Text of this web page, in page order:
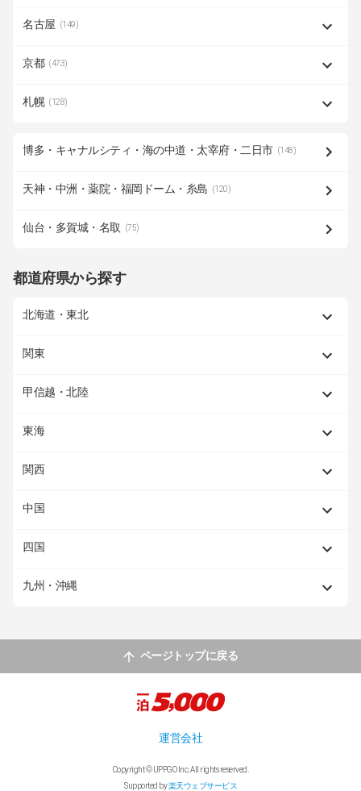
名古屋 (149)
京都 (473)
札幌 (128)
博多・キャナルシティ・海の中道・太宰府・二日市 (148)
天神・中洲・薬院・福岡ドーム・糸島 (120)
仙台・多賀城・名取 (75)
都道府県から探す
北海道・東北
関東
甲信越・北陸
東海
関西
中国
四国
九州・沖縄
ページトップに戻る
運営会社
Copyright © UPPGO Inc. All rights reserved.
Supported by楽天ウェブサービス